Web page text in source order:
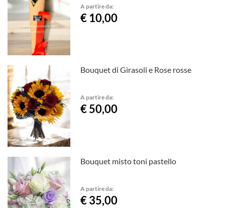
A partire da:
€ 10,00
Bouquet di Girasoli e Rose rosse
A partire da:
€ 50,00
Bouquet misto toni pastello
A partire da:
€ 35,00